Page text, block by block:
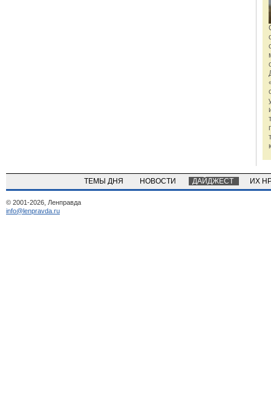
ТЕМЫ ДНЯ НОВОСТИ ДАЙДЖЕСТ ИХ
© 2001-2026, Ленправда
info@lenpravda.ru